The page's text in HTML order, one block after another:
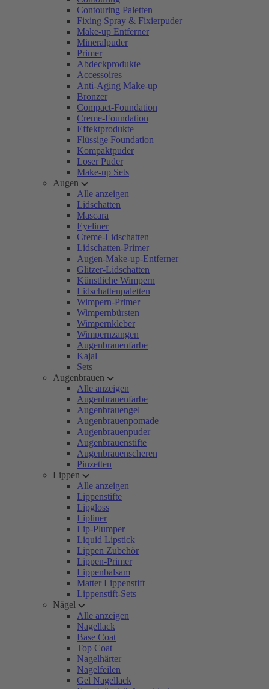
Contouring Paletten
Fixing Spray & Fixierpuder
Make-up Entferner
Mineralpuder
Primer
Abdeckprodukte
Accessoires
Anti-Aging Make-up
Bronzer
Compact-Foundation
Creme-Foundation
Effektprodukte
Flüssige Foundation
Kompaktpuder
Loser Puder
Make-up Sets
Augen
Alle anzeigen
Lidschatten
Mascara
Eyeliner
Creme-Lidschatten
Lidschatten-Primer
Augen-Make-up-Entferner
Glitzer-Lidschatten
Künstliche Wimpern
Lidschattenpaletten
Wimpern-Primer
Wimpernbürsten
Wimpernkleber
Wimpernzangen
Augenbrauenfarbe
Kajal
Sets
Augenbrauen
Alle anzeigen
Augenbrauenfarbe
Augenbrauengel
Augenbrauenpomade
Augenbrauenpuder
Augenbrauenstifte
Augenbrauenscheren
Pinzetten
Lippen
Alle anzeigen
Lippenstifte
Lipgloss
Lipliner
Lip-Plumper
Liquid Lipstick
Lippen Zubehör
Lippen-Primer
Lippenbalsam
Matter Lippenstift
Lippenstift-Sets
Nägel
Alle anzeigen
Nagellack
Base Coat
Top Coat
Nagelhärter
Nagelfeilen
Gel Nagellack